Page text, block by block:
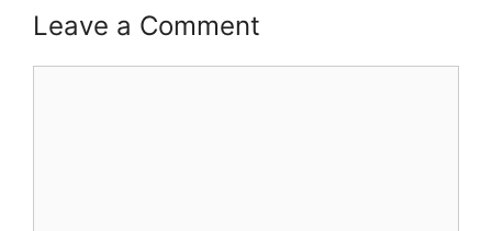
Leave a Comment